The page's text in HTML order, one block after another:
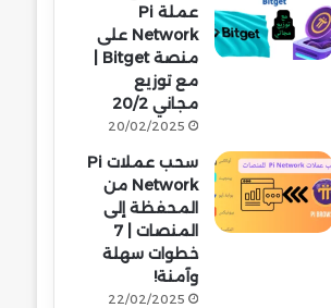
عملة Pi
Network على
مع توزيع
مجاني 20/2
20/02/2025
سحب عملات Pi
Network من
المحفظة إلى
المنصات | 7
خطوات سهلة
وآمنة!
22/02/2025